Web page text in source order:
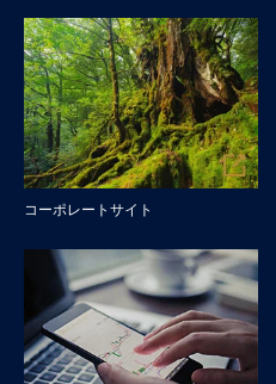
コーポレートサイト